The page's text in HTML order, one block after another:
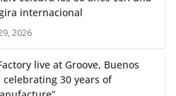
internacional
2026
live at Groove, Buenos
celebrating 30 years of